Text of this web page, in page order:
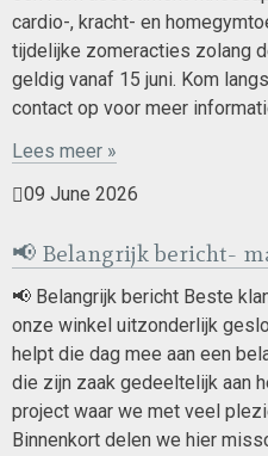
cardio-, kracht- en
tijdelijke zomeracties zolang
geldig vanaf 15 juni. Kom
contact op voor meer
Lees meer »
09 June 2026
📢 Belangrijk bericht-
📢 Belangrijk bericht Beste
onze winkel uitzonderlijk
helpt die dag mee aan een
die zijn zaak gedeeltelijk aan
project waar we met veel
Binnenkort delen we hier